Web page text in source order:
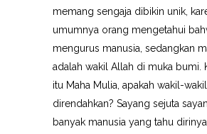
memang sengaja dibikin unik,
umumnya orang mengetahui
mengurus manusia, sedangkan
adalah wakil Allah di muka bumi.
itu Maha Mulia, apakah wakil-
direndahkan? Sayang sejuta
banyak manusia yang tahu